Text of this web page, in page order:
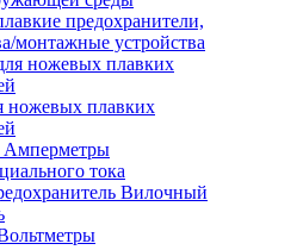
предохранители,
монтажные устройства
ножевых плавких
Амперметры
тока
Вилочный